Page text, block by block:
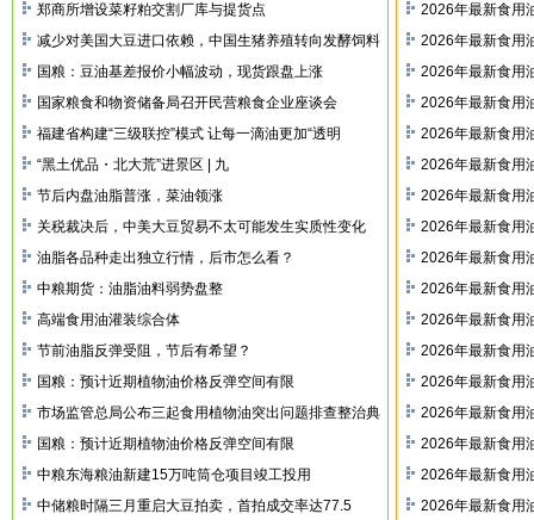
郑商所增设菜籽粕交割厂库与提货点
减少对美国大豆进口依赖，中国生猪养殖转向发酵饲料
国粮：豆油基差报价小幅波动，现货跟盘上涨
国家粮食和物资储备局召开民营粮食企业座谈会
福建省构建“三级联控”模式 让每一滴油更加“透明
“黑土优品・北大荒”进景区 | 九
节后内盘油脂普涨，菜油领涨
关税裁决后，中美大豆贸易不太可能发生实质性变化
油脂各品种走出独立行情，后市怎么看？
中粮期货：油脂油料弱势盘整
高端食用油灌装综合体
节前油脂反弹受阻，节后有希望？
国粮：预计近期植物油价格反弹空间有限
市场监管总局公布三起食用植物油突出问题排查整治典
国粮：预计近期植物油价格反弹空间有限
中粮东海粮油新建15万吨筒仓项目竣工投用
中储粮时隔三月重启大豆拍卖，首拍成交率达77.5
2026年最新食用
2026年最新食用
2026年最新食用
2026年最新食用
2026年最新食用
2026年最新食用
2026年最新食用
2026年最新食用
2026年最新食用
2026年最新食用
2026年最新食用
2026年最新食用
2026年最新食用
2026年最新食用
2026年最新食用
2026年最新食用
2026年最新食用